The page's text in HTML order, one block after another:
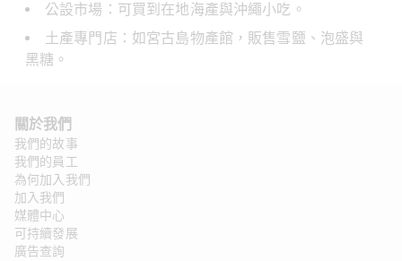
公設市場：可買到在地海產與沖繩小吃。
土產專門店：如宮古島物產館，販售雪鹽、泡盛與
黑糖。
關於我們
我們的故事
我們的員工
為何加入我們
加入我們
媒體中心
可持續發展
廣告查詢